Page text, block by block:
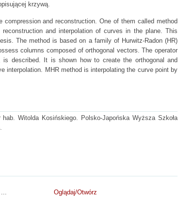
krzywą.
and reconstruction. One of them called method
and interpolation of curves in the plane. This
The method is based on a family of Hurwitz-Radon (HR)
columns composed of orthogonal vectors. The operator
described. It is shown how to create the orthogonal and
interpolation. MHR method is interpolating the curve point by
Witolda Kosińskiego. Polsko-Japońska Wyższa Szkoła
Oglądaj/Otwórz